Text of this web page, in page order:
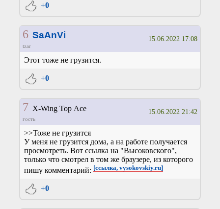
+0
6 SaAnVi
tzar
15.06.2022 17:08
Этот тоже не грузится.
+0
7 X-Wing Top Ace
гость
15.06.2022 21:42
>>Тоже не грузится
У меня не грузится дома, а на работе получается
просмотреть. Вот ссылка на "Высоковского",
только что смотрел в том же браузере, из которого
пишу комментарий: [ссылка, vysokovskiy.ru]
+0